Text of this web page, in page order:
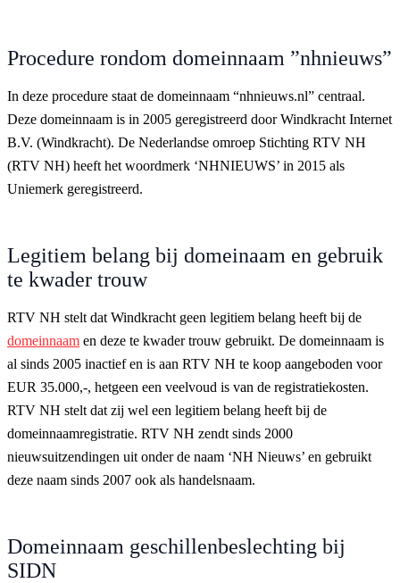
Procedure rondom domeinnaam ”nhnieuws”
In deze procedure staat de domeinnaam “nhnieuws.nl” centraal.
Deze domeinnaam is in 2005 geregistreerd door Windkracht Internet
B.V. (Windkracht). De Nederlandse omroep Stichting RTV NH
(RTV NH) heeft het woordmerk ‘NHNIEUWS’ in 2015 als
Uniemerk geregistreerd.
Legitiem belang bij domeinaam en gebruik
te kwader trouw
RTV NH stelt dat Windkracht geen legitiem belang heeft bij de
domeinnaam en deze te kwader trouw gebruikt. De domeinnaam is
al sinds 2005 inactief en is aan RTV NH te koop aangeboden voor
EUR 35.000,-, hetgeen een veelvoud is van de registratiekosten.
RTV NH stelt dat zij wel een legitiem belang heeft bij de
domeinnaamregistratie. RTV NH zendt sinds 2000
nieuwsuitzendingen uit onder de naam ‘NH Nieuws’ en gebruikt
deze naam sinds 2007 ook als handelsnaam.
Domeinnaam geschillenbeslechting bij
SIDN